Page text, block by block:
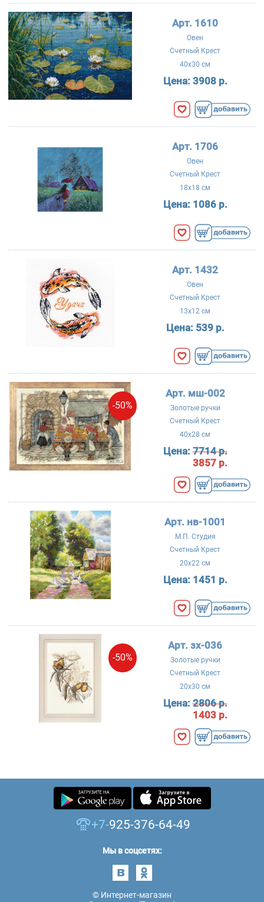
Арт. 1610
Овен
Счетный Крест
40x30 см
Цена: 3908 р.
Арт. 1706
Овен
Счетный Крест
18x18 см
Цена: 1086 р.
Арт. 1432
Овен
Счетный Крест
13x12 см
Цена: 539 р.
-50%
Арт. мш-002
Золотые ручки
Счетный Крест
40x28 см
Цена:7714 р.
3857 р.
Арт. нв-1001
М.П. Студия
Счетный Крест
20x22 см
Цена: 1451 р.
-50%
Арт. зх-036
Золотые ручки
Счетный Крест
20x30 см
Цена:2806 р.
1403 р.
+7-925-376-64-49
Мы в соцсетях:
© Интернет-магазин